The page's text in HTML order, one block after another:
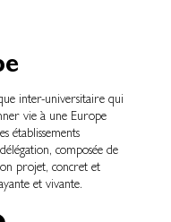
inter-universitaire qui
vie à une Europe
établissements
composée de
projet, concret et
et vivante.